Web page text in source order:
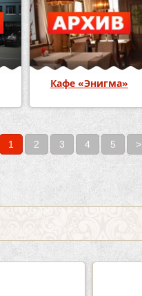
Кафе «Энигма»
1 2 3 4 5 >